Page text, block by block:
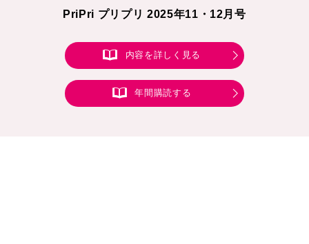
PriPri プリプリ 2025年11・12月号
内容を詳しく見る
年間購読する